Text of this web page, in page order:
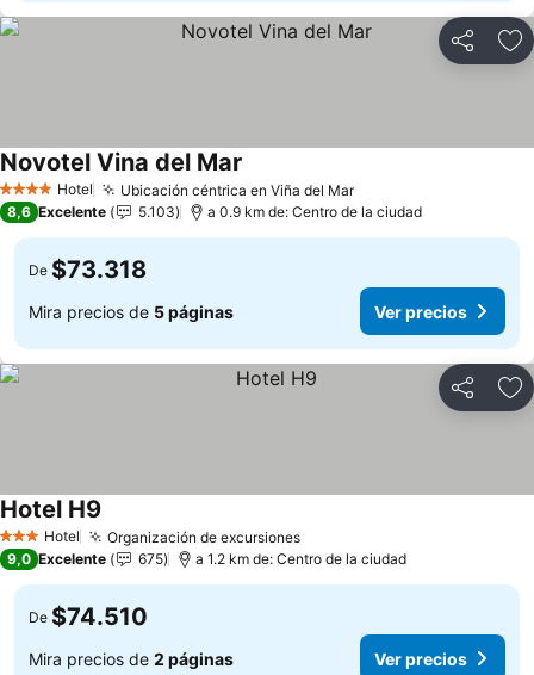
Compartir
4 EstrellasHotel Ubicación céntrica en Viña del Mar
Novotel Vina del Mar
8,6 Excelente 5.103 a 0.9 km de: Centro de la ciudad
De $73.318
Mira precios de 5 páginas Ver precios
Compartir
3 Estrellas
Hotel Organización de excursiones
Hotel H9
9,0 Excelente 675 a 1.2 km de: Centro de la ciudad
De $74.510
Mira precios de 2 páginas Ver precios